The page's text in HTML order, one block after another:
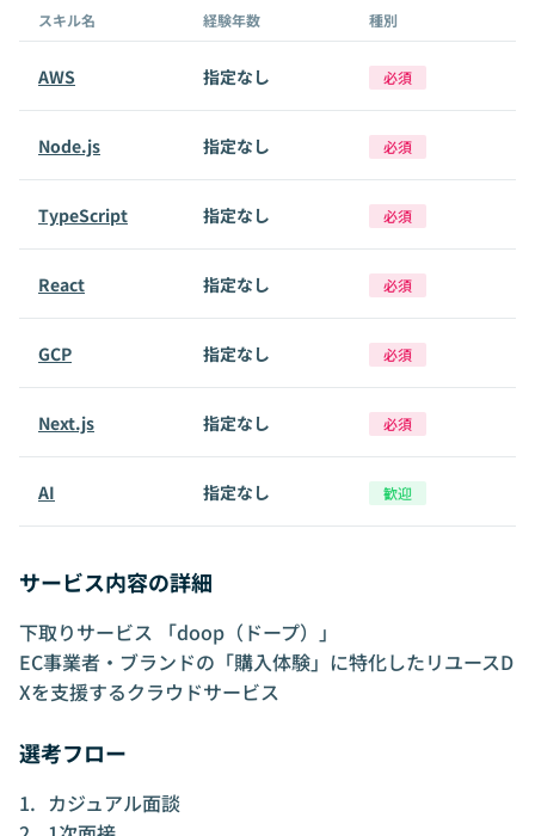
スキル名 経験年数 種別
AWS 指定なし 必須
Node.js 指定なし 必須
TypeScript 指定なし 必須
React 指定なし 必須
GCP 指定なし 必須
Next.js 指定なし 必須
AI 指定なし 歓迎
サービス内容の詳細
下取りサービス 「doop（ドープ）」
EC事業者・ブランドの「購入体験」に特化したリユースD
Xを支援するクラウドサービス
選考フロー
カジュアル面談